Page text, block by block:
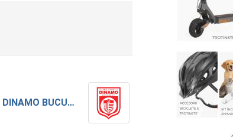
CS DINAMO BUCURESTI